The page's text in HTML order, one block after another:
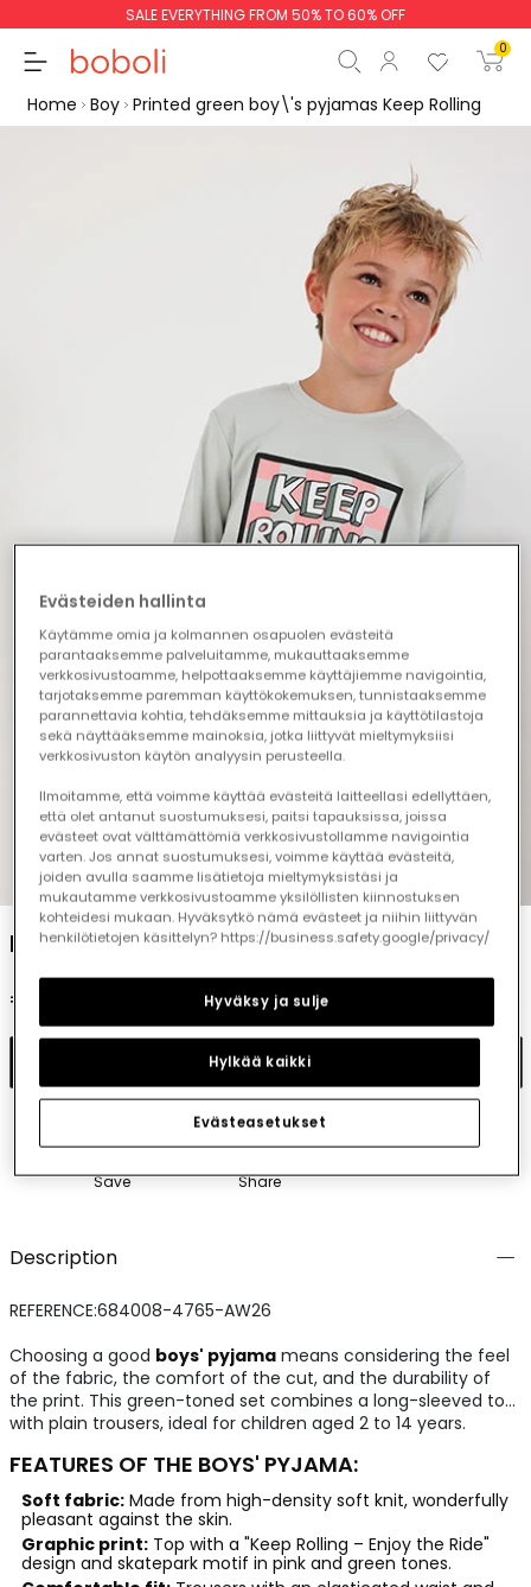
SALE EVERYTHING FROM 50% TO 60% OFF
0
€0.00
Start order
Home Boy Printed green boy\'s pyjamas Keep Rolling
1 2 3 4 5 6 7 8
Printed green boy\'s pyjamas Keep Rolling
€39.95
Add to cart
Save Share
Description
REFERENCE:684008-4765-AW26
Choosing a good boys' pyjamameans considering the feel
of the fabric, the comfort of the cut, and the durability of
the print. This green-toned set combines a long-sleeved top
with plain trousers, ideal for children aged 2 to 14 years.
FEATURES OF THE BOYS' PYJAMA:
Soft fabric:Made from high-density soft knit, wonderfully
pleasant against the skin.
Graphic print:Top with a "Keep Rolling – Enjoy the Ride"
design and skatepark motif in pink and green tones.
Evästeiden hallinta
Käytämme omia ja kolmannen osapuolen evästeitä
parantaaksemme palveluitamme, mukauttaaksemme
verkkosivustoamme, helpottaaksemme käyttäjiemme navigointia,
tarjotaksemme paremman käyttökokemuksen, tunnistaaksemme
parannettavia kohtia, tehdäksemme mittauksia ja käyttötilastoja
sekä näyttääksemme mainoksia, jotka liittyvät mieltymyksiisi
verkkosivuston käytön analyysin perusteella.
Ilmoitamme, että voimme käyttää evästeitä laitteellasi edellyttäen,
että olet antanut suostumuksesi, paitsi tapauksissa, joissa
evästeet ovat välttämättömiä verkkosivustollamme navigointia
varten. Jos annat suostumuksesi, voimme käyttää evästeitä,
joiden avulla saamme lisätietoja mieltymyksistäsi ja
mukautamme verkkosivustoamme yksilöllisten kiinnostuksen
kohteidesi mukaan. Hyväksytkö nämä evästeet ja niihin liittyvän
henkilötietojen käsittelyn? https://business.safety.google/privacy/
Evästeasetukset
Hylkää kaikki
Hyväksy ja sulje